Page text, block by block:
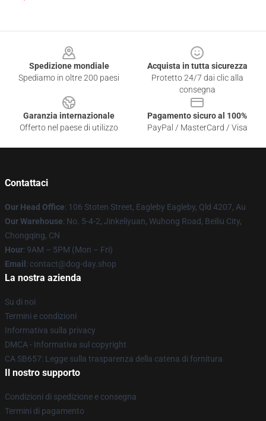
Spedizione mondiale
Spediamo in oltre 200 paesi
Acquista in tutta sicurezza
Protetto 24/7 dai clic alla
consegna
Garanzia internazionale
Offerto nel paese di utilizzo
Pagamento sicuro al 100%
PayPal / MasterCard / Visa
Contattaci
Our Head Office: 106 Stoten Street, Eagleby Eagleby, Qld 4207, Au
Our Warehouse: No. 5-4-2, Jinkeliyuan, Wuhong Road, Beiliu City,
Chongqing, CN
Hour: 9AM – 5PM (Mon – Fri)
Email : contact@dog-day.shop
La nostra azienda
Su di noi
Termini e condizioni
Informativa sulla privacy
DMCA - Informativa sul copyright
CA SB657: Legge sulla trasparenza della catena di fornitura
Il nostro supporto
Condizioni di spedizione e consegna
Termini di pagamento